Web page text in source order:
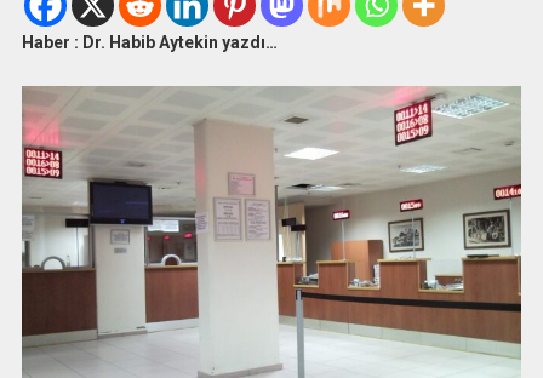
Haber : Dr. Habib Aytekin yazdı…